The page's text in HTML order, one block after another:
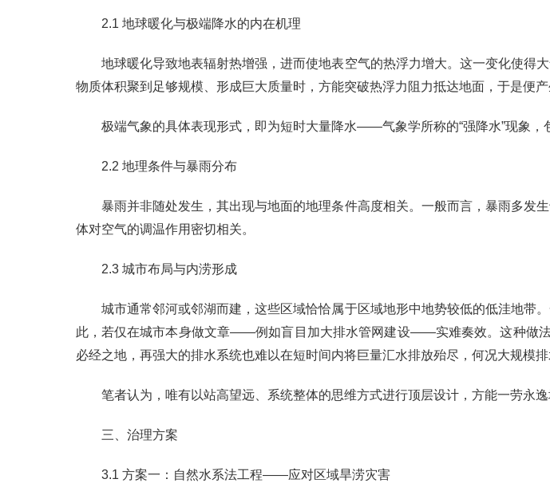
2.1 地球暖化与极端降水的内在机理
地球暖化导致地表辐射热增强，进而使地表空气的热浮力增大。这一变化使
物质体积聚到足够规模、形成巨大质量时，方能突破热浮力阻力抵达地面，于是便
极端气象的具体表现形式，即为短时大量降水——气象学所称的“强降水”现象，
2.2 地理条件与暴雨分布
暴雨并非随处发生，其出现与地面的地理条件高度相关。一般而言，暴雨多发
体对空气的调温作用密切相关。
2.3 城市布局与内涝形成
城市通常邻河或邻湖而建，这些区域恰恰属于区域地形中地势较低的低洼地带
此，若仅在城市本身做文章——例如盲目加大排水管网建设——实难奏效。这种做
必经之地，再强大的排水系统也难以在短时间内将巨量汇水排放殆尽，何况大规模
笔者认为，唯有以站高望远、系统整体的思维方式进行顶层设计，方能一劳永逸
三、治理方案
3.1 方案一：自然水系法工程——应对区域旱涝灾害